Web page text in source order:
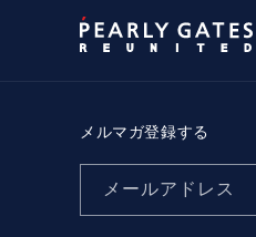
メルマガ登録する
メールアドレス